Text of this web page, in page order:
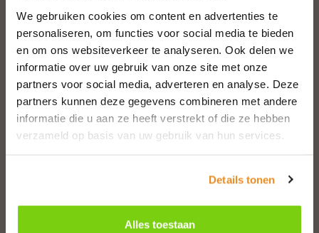
We gebruiken cookies om content en advertenties te
personaliseren, om functies voor social media te bieden
en om ons websiteverkeer te analyseren. Ook delen we
informatie over uw gebruik van onze site met onze
partners voor social media, adverteren en analyse. Deze
partners kunnen deze gegevens combineren met andere
informatie die u aan ze heeft verstrekt of die ze hebben
verzameld op basis van uw gebruik van hun services.
Details tonen
Alles toestaan
DIT VIND JE MISSCHIEN
OOK LEUK
SALE - SHOWMODEL